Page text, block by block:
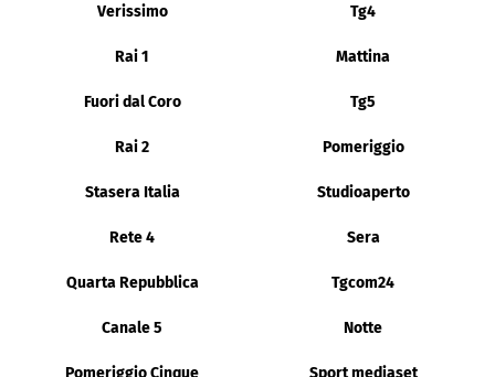
Verissimo Tg4
Rai 1 Mattina
Fuori dal Coro Tg5
Rai 2 Pomeriggio
Stasera Italia Studioaperto
Rete 4 Sera
Quarta Repubblica Tgcom24
Canale 5 Notte